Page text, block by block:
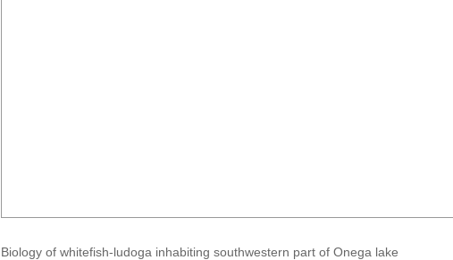
Biology of whitefish-ludoga inhabiting southwestern part of Onega lake